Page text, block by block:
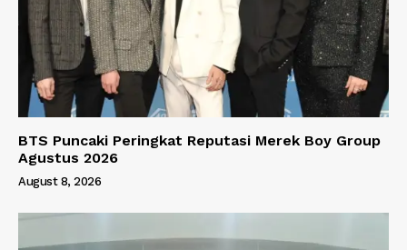
BTS Puncaki Peringkat Reputasi Merek Boy Group
Agustus 2026
August 8, 2026